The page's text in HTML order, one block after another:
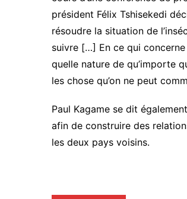
président Félix Tshisekedi
résoudre la situation de
suivre […] En ce qui
quelle nature de qu’importe
les chose qu’on ne peut
Paul Kagame se dit
afin de construire des
les deux pays voisins.